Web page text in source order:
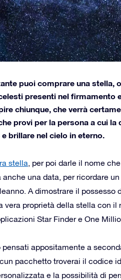
puoi comprare una stella,
presenti nel firmamento
chiunque, che verrà
provi per la persona a cui la
brillare nel cielo in eterno.
stella, per poi darle il nome
una data, per ricordare
A dimostrare il possesso
proprietà della stella con il
Star Finder e One
appositamente a
pacchetto troverai il codice
e la possibilità di